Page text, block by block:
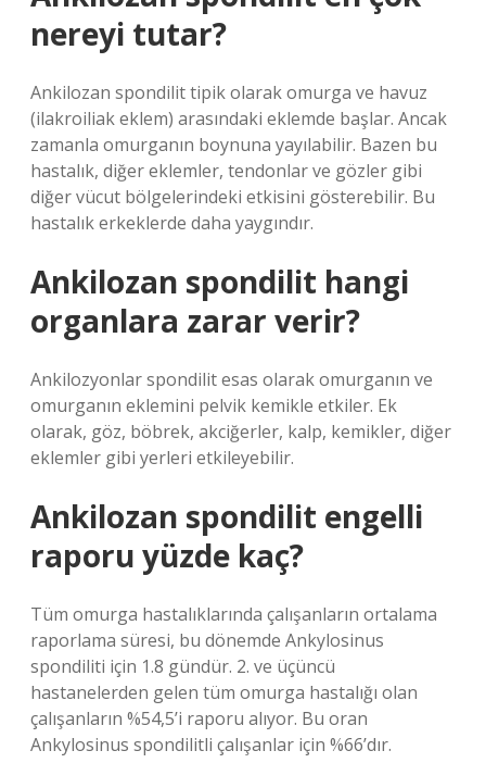
nereyi tutar?
Ankilozan spondilit tipik olarak omurga ve havuz
(ilakroiliak eklem) arasındaki eklemde başlar. Ancak
zamanla omurganın boynuna yayılabilir. Bazen bu
hastalık, diğer eklemler, tendonlar ve gözler gibi
diğer vücut bölgelerindeki etkisini gösterebilir. Bu
hastalık erkeklerde daha yaygındır.
Ankilozan spondilit hangi
organlara zarar verir?
Ankilozyonlar spondilit esas olarak omurganın ve
omurganın eklemini pelvik kemikle etkiler. Ek
olarak, göz, böbrek, akciğerler, kalp, kemikler, diğer
eklemler gibi yerleri etkileyebilir.
Ankilozan spondilit engelli
raporu yüzde kaç?
Tüm omurga hastalıklarında çalışanların ortalama
raporlama süresi, bu dönemde Ankylosinus
spondiliti için 1.8 gündür. 2. ve üçüncü
hastanelerden gelen tüm omurga hastalığı olan
çalışanların %54,5’i raporu alıyor. Bu oran
Ankylosinus spondilitli çalışanlar için %66’dır.